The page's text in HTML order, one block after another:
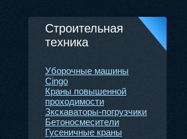
Строительная
техника
Уборочные машины
Cingo
Краны повышенной
проходимости
Зкскаваторы-погрузчики
Бетоноcмесители
Гусеничные краны